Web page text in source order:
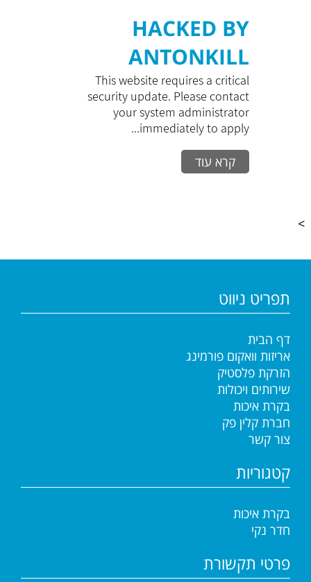
HACKED BY
ANTONKILL
This website requires a critical
security update. Please contact
your system administrator
immediately to apply...
קרא עוד
>
תפריט ניווט
דף הבית
אריזות וואקום פורמינג
הזרקת פלסטיק
שירותים ויכולות
בקרת איכות
חברת קלין פק
צור קשר
קטגוריות
בקרת איכות
חדר נקי
פרטי תקשורת